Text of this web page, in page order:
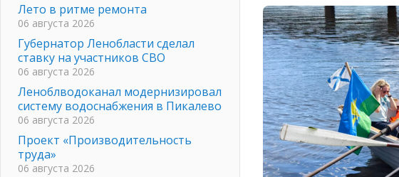
Лето в ритме ремонта
06 августа 2026
Губернатор Ленобласти сделал
ставку на участников СВО
06 августа 2026
Леноблводоканал модернизировал
систему водоснабжения в Пикалево
06 августа 2026
Проект «Производительность
труда»
06 августа 2026